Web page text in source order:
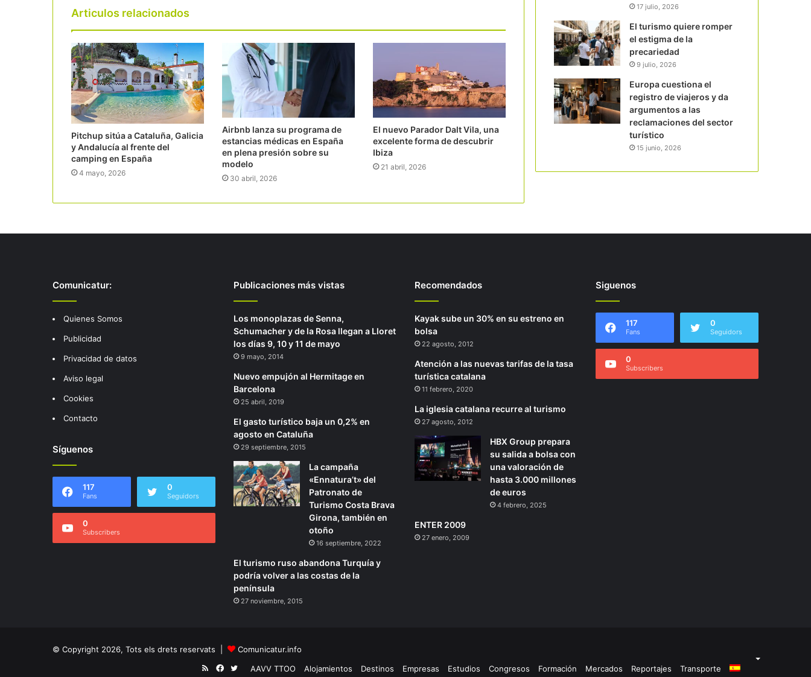
Articulos relacionados
Pitchup sitúa a Cataluña, Galicia
y Andalucía al frente del
camping en España
4 mayo, 2026
Airbnb lanza su programa de
estancias médicas en España
en plena presión sobre su
modelo
30 abril, 2026
El nuevo Parador Dalt Vila, una
excelente forma de descubrir
Ibiza
21 abril, 2026
17 julio, 2026
El turismo quiere romper
el estigma de la
precariedad
9 julio, 2026
Europa cuestiona el
registro de viajeros y da
argumentos a las
reclamaciones del sector
turístico
15 junio, 2026
Comunicatur:
Quienes Somos
Publicidad
Privacidad de datos
Aviso legal
Cookies
Contacto
Síguenos
117
Fans
0
Seguidors
0
Subscribers
Publicaciones más vistas
Los monoplazas de Senna,
Schumacher y de la Rosa llegan a Lloret
los días 9, 10 y 11 de mayo
9 mayo, 2014
Nuevo empujón al Hermitage en
Barcelona
25 abril, 2019
El gasto turístico baja un 0,2% en
agosto en Cataluña
29 septiembre, 2015
La campaña
«Ennatura’t» del
Patronato de
Turismo Costa Brava
Girona, también en
otoño
16 septiembre, 2022
El turismo ruso abandona Turquía y
podría volver a las costas de la
península
27 noviembre, 2015
Recomendados
Kayak sube un 30% en su estreno en
bolsa
22 agosto, 2012
Atención a las nuevas tarifas de la tasa
turística catalana
11 febrero, 2020
La iglesia catalana recurre al turismo
27 agosto, 2012
HBX Group prepara
su salida a bolsa con
una valoración de
hasta 3.000 millones
de euros
4 febrero, 2025
ENTER 2009
27 enero, 2009
Siguenos
117
Fans
0
Seguidors
0
Subscribers
© Copyright 2026, Tots els drets reservats |
Comunicatur.info
AAVV TTOO
Alojamientos Destinos Empresas Estudios Congresos Formación Mercados Reportajes Transporte
RSSFacebook
Twitter